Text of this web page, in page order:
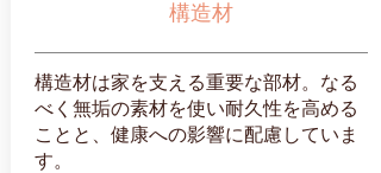
構造材
構造材は家を支える重要な部材。なる
べく無垢の素材を使い耐久性を高める
ことと、健康への影響に配慮していま
す。